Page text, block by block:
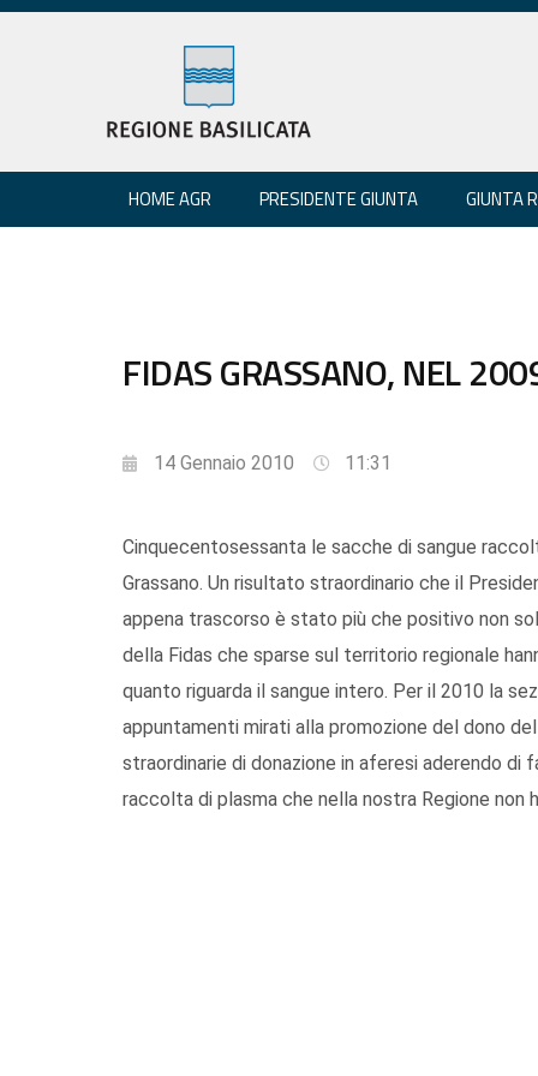
HOME AGR PRESIDENTE GIUNTA GIUNTA
FIDAS GRASSANO, NEL
14 Gennaio 2010 11:31
Cinquecentosessanta le sacche di sangue
Grassano. Un risultato straordinario che il
appena trascorso è stato più che positivo non
della Fidas che sparse sul territorio regionale
quanto riguarda il sangue intero. Per il 2010 la
appuntamenti mirati alla promozione del dono
straordinarie di donazione in aferesi aderendo
raccolta di plasma che nella nostra Regione non